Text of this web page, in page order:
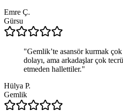
Emre Ç.
Gürsu
"Gemlik’te asansör kurmak
dolayı, ama arkadaşlar çok
etmeden hallettiler."
Hülya P.
Gemlik